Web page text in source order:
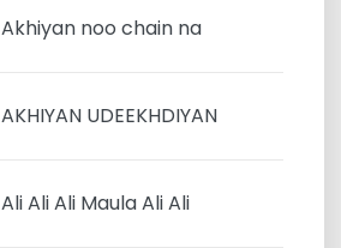
Akhiyan noo chain na
AKHIYAN UDEEKHDIYAN
Ali Ali Ali Maula Ali Ali